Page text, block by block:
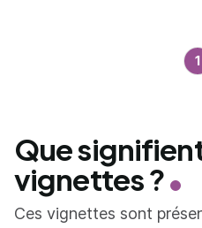
1
Que
vignettes ?
Ces vignettes sont